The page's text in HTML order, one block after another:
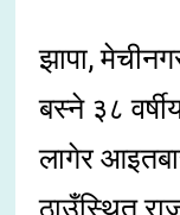
झापा,
बस्ने ३८
लागेर
ठाउँस्थित